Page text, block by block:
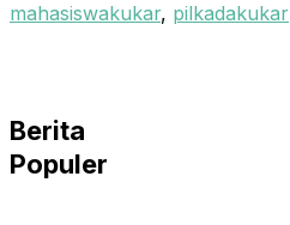
mahasiswakukar, pilkadakukar
Berita
Populer